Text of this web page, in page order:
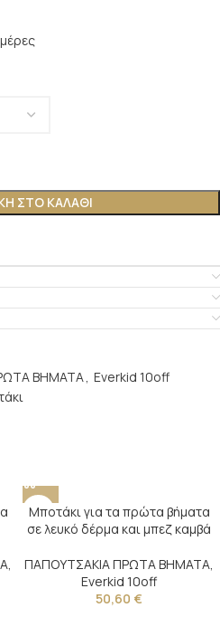
ΣΤΟ ΚΑΛΆΘΙ
ΒΗΜΑΤΑ, Everkid 10off
,
Μποτάκι για τα πρώτα βήματα
σε λευκό δέρμα και μπεζ καμβά
ΠΑΠΟΥΤΣΑΚΙΑ ΠΡΩΤΑ ΒΗΜΑΤΑ,
Everkid 10off
50,60 €